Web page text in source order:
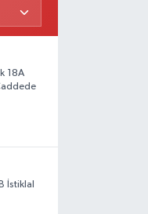
18A
İstiklal